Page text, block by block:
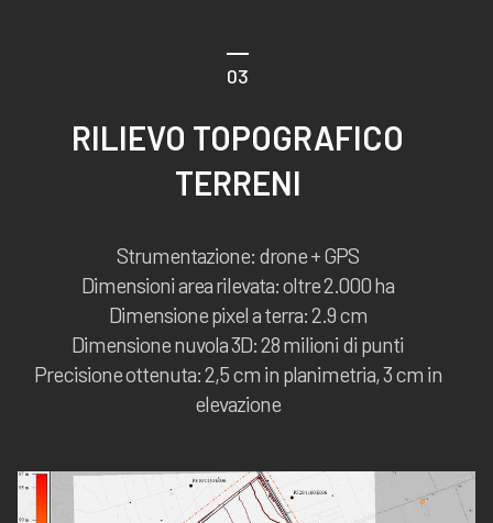
03
RILIEVO TOPOGRAFICO
TERRENI
Strumentazione: drone + GPS
Dimensioni area rilevata: oltre 2.000 ha
Dimensione pixel a terra: 2.9 cm
Dimensione nuvola 3D: 28 milioni di punti
Precisione ottenuta: 2,5 cm in planimetria, 3 cm in
elevazione